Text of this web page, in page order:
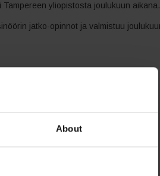
About
yliopistosta joulukuun aikana.
jatko-opinnot ja valmistuu
Nenäpäivä-keräykseen